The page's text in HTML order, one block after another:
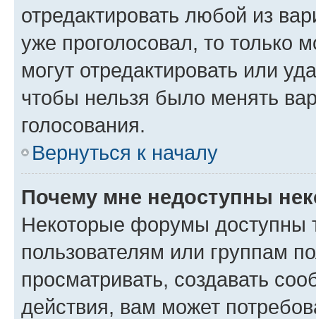
отредактировать любой из
уже проголосовал, то только
могут отредактировать или
чтобы нельзя было менять
голосования.
Вернуться к началу
Почему мне недоступны
Некоторые форумы доступны
пользователям или группам
просматривать, создавать
действия, вам может